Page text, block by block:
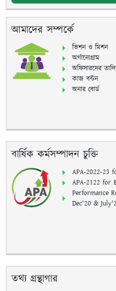
আমাদের সম্পর্কে
ভিশন ও মিশন
অর্গানোগ্রাম
অফিসারদের
কাজ বন্টন
অনার বোর্ড
বার্ষিক কর্মসম্পাদন চুক্তি
APA-2022-23
APA-2122 for
Performance
Dec'20 &
তথ্য গ্রন্থাগার